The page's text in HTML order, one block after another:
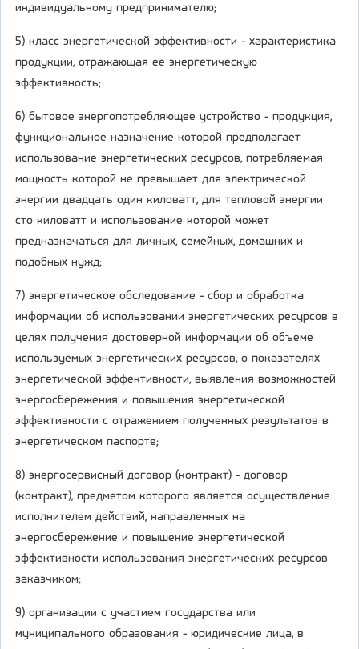
индивидуальному предпринимателю;
5) класс энергетической эффективности - характеристика
продукции, отражающая ее энергетическую
эффективность;
6) бытовое энергопотребляющее устройство - продукция,
функциональное назначение которой предполагает
использование энергетических ресурсов, потребляемая
мощность которой не превышает для электрической
энергии двадцать один киловатт, для тепловой энергии
сто киловатт и использование которой может
предназначаться для личных, семейных, домашних и
подобных нужд;
7) энергетическое обследование - сбор и обработка
информации об использовании энергетических ресурсов в
целях получения достоверной информации об объеме
используемых энергетических ресурсов, о показателях
энергетической эффективности, выявления возможностей
энергосбережения и повышения энергетической
эффективности с отражением полученных результатов в
энергетическом паспорте;
8) энергосервисный договор (контракт) - договор
(контракт), предметом которого является осуществление
исполнителем действий, направленных на
энергосбережение и повышение энергетической
эффективности использования энергетических ресурсов
заказчиком;
9) организации с участием государства или
муниципального образования - юридические лица, в